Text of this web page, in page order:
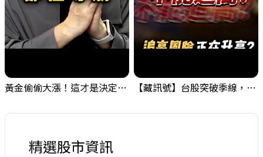
黃金偷偷大漲！這才是決定台股生死的「真風向球」！｜Mr.Jimmy高志銘 #黃金 #美元指數 #聯準會 【藏訊號】台股突破季線，週一我提醒了這個關鍵訊號
精選股市資訊